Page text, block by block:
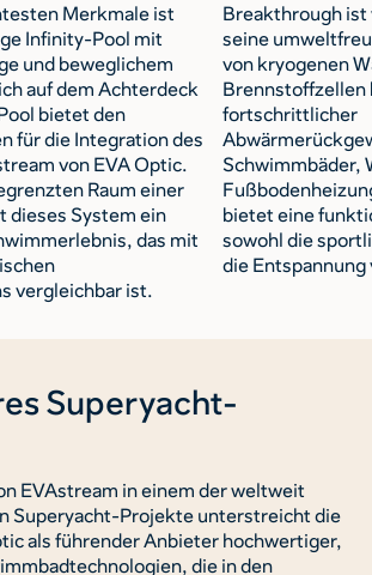
Merkmale ist
Infinity-Pool mit
und beweglichem
auf dem Achterdeck
bietet den
für die Integration des
von EVA Optic.
Raum einer
dieses System ein
das mit
vergleichbar ist.
Breakthrough
seine
von kryogenen
Brennstoffzellen
fortschrittlicher
Schwimmbäder,
bietet eine
sowohl die
die
Superyacht-
EVAstream in einem der weltweit
Superyacht-Projekte unterstreicht die
als führender Anbieter hochwertiger,
die in den